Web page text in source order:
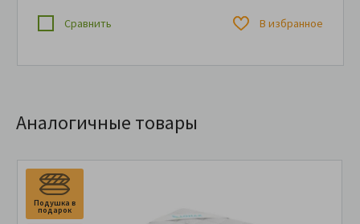
Сравнить В избранное
Аналогичные товары
Подушка в
подарок